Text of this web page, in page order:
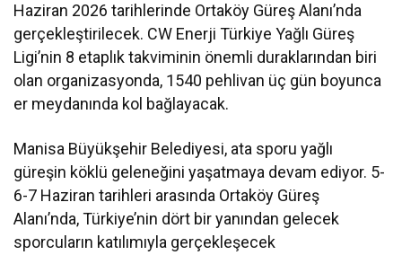
Haziran 2026 tarihlerinde Ortaköy Güreş Alanı’nda
gerçekleştirilecek. CW Enerji Türkiye Yağlı Güreş
Ligi’nin 8 etaplık takviminin önemli duraklarından biri
olan organizasyonda, 1540 pehlivan üç gün boyunca
er meydanında kol bağlayacak.
Manisa Büyükşehir Belediyesi, ata sporu yağlı
güreşin köklü geleneğini yaşatmaya devam ediyor. 5-
6-7 Haziran tarihleri arasında Ortaköy Güreş
Alanı’nda, Türkiye’nin dört bir yanından gelecek
sporcuların katılımıyla gerçekleşecek